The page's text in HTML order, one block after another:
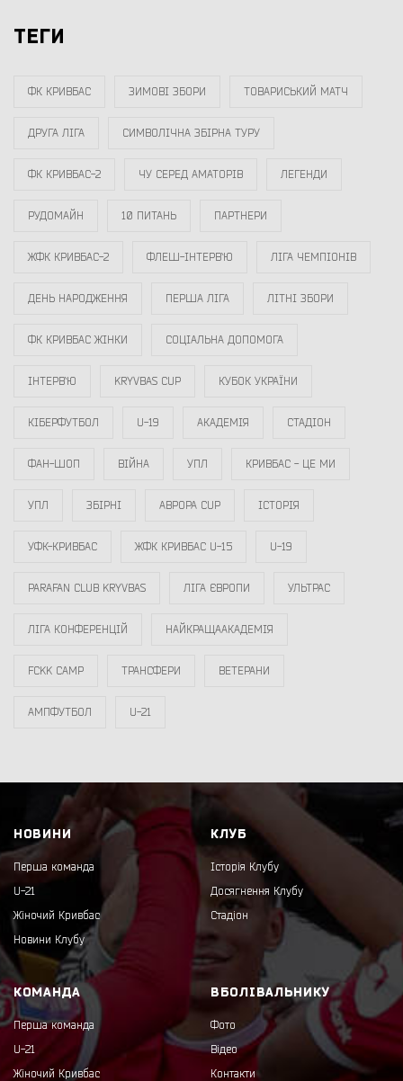
ТЕГИ
ФК КРИВБАС ЗИМОВІ ЗБОРИ ТОВАРИСЬКИЙ МАТЧ
ДРУГА ЛІГА СИМВОЛІЧНА ЗБІРНА ТУРУ
ФК КРИВБАС-2 ЧУ СЕРЕД АМАТОРІВ ЛЕГЕНДИ
РУДОМАЙН 10 ПИТАНЬ ПАРТНЕРИ
ЖФК КРИВБАС-2 ФЛЕШ-ІНТЕРВ`Ю ЛІГА ЧЕМПІОНІВ
ДЕНЬ НАРОДЖЕННЯ ПЕРША ЛІГА ЛІТНІ ЗБОРИ
ФК КРИВБАС ЖІНКИ СОЦІАЛЬНА ДОПОМОГА
ІНТЕРВ`Ю KRYVBAS CUP КУБОК УКРАЇНИ
КІБЕРФУТБОЛ U-19 АКАДЕМІЯ СТАДІОН
ФАН-ШОП ВІЙНА УПЛ КРИВБАС - ЦЕ МИ
УПЛ ЗБІРНІ АВРОРА CUP ІСТОРІЯ
УФК-КРИВБАС ЖФК КРИВБАС U-15 U-19
PARAFAN CLUB KRYVBAS ЛІГА ЄВРОПИ УЛЬТРАС
ЛІГА КОНФЕРЕНЦІЙ НАЙКРАЩААКАДЕМІЯ
FCKK CAMP ТРАНСФЕРИ ВЕТЕРАНИ
АМПФУТБОЛ U-21
НОВИНИ
Перша команда
U-21
Жіночий Кривбас
Новини Клубу
КЛУБ
Історія Клубу
Досягнення Клубу
Стадіон
КОМАНДА
Перша команда
U-21
Жіночий Кривбас
ВБОЛІВАЛЬНИКУ
Фото
Відео
Контакти